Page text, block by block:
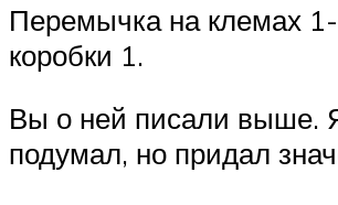
Перемычка на клемах
коробки 1.
Вы о ней писали выше.
подумал, но придал